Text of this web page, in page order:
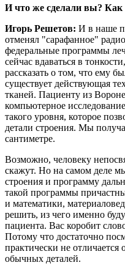
И что же сделали вы?
Игорь Решетов: И в наше
отменял "сарафанное"
федеральные программы
сейчас вдаваться в
рассказать о том, что ему
существует действующая
тканей. Пациенту из
компьютерное
такого уровня, которое
детали строения. Мы
сантиметре.
Возможно, человеку
скажут. Но на самом деле
строения и программу
такой программы
и математики,
решить, из чего именно
пациента. Вас коробит
Потому что достаточно
практически не отличается
обычных деталей.